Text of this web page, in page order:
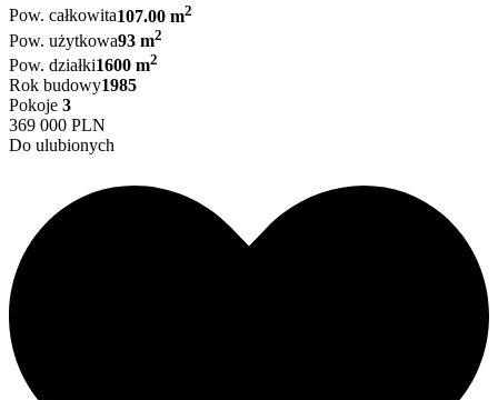
Pow. całkowita107.00 m2
Pow. użytkowa93 m2
Pow. działki1600 m2
Rok budowy1985
Pokoje 3
369 000 PLN
Do ulubionych